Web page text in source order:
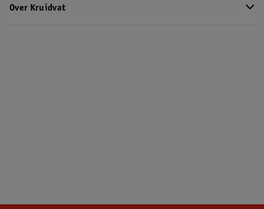
Over Kruidvat